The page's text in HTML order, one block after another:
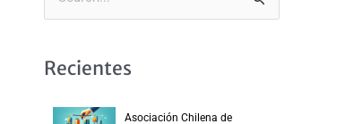
Recientes
Asociación Chilena de